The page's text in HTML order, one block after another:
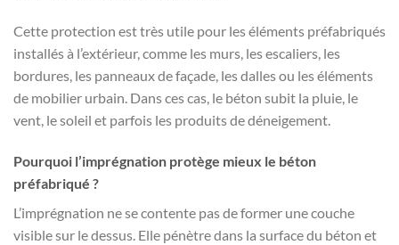
Cette protection est très utile pour les éléments préfabriqués
installés à l’extérieur, comme les murs, les escaliers, les
bordures, les panneaux de façade, les dalles ou les éléments
de mobilier urbain. Dans ces cas, le béton subit la pluie, le
vent, le soleil et parfois les produits de déneigement.
Pourquoi l’imprégnation protège mieux le béton
préfabriqué ?
L’imprégnation ne se contente pas de former une couche
visible sur le dessus. Elle pénètre dans la surface du béton et